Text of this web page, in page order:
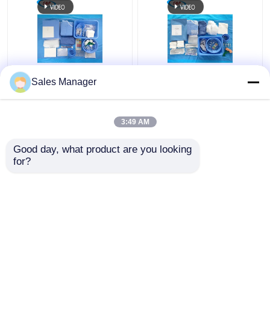
CE ISO13485 Satu kali
pakai Pembalut
Paket Tirai Angiografi
Bersertifikat EN13795
Sales Manager
3:49 AM
Good day, what product are you looking
for?